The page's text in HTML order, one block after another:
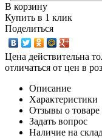
В корзину
Купить в 1 клик
Поделиться
Цена действительна
отличаться от цен в
Описание
Характеристики
Отзывы о товаре
Задать вопрос
Наличие на